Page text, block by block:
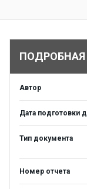
Автор
Дата подготовки
Тип документа
Номер отчета